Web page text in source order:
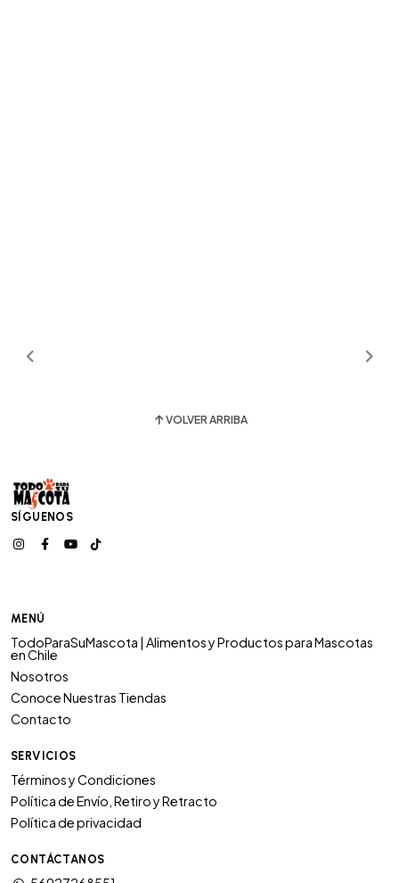
VOLVER ARRIBA
SÍGUENOS
MENÚ
TodoParaSuMascota | Alimentos y Productos para Mascotas
en Chile
Nosotros
Conoce Nuestras Tiendas
Contacto
SERVICIOS
Términos y Condiciones
Política de Envío, Retiro y Retracto
Política de privacidad
CONTÁCTANOS